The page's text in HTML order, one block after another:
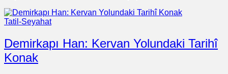
Tatil-Seyahat
Demirkapı Han: Kervan Yolundaki Tarihî
Konak